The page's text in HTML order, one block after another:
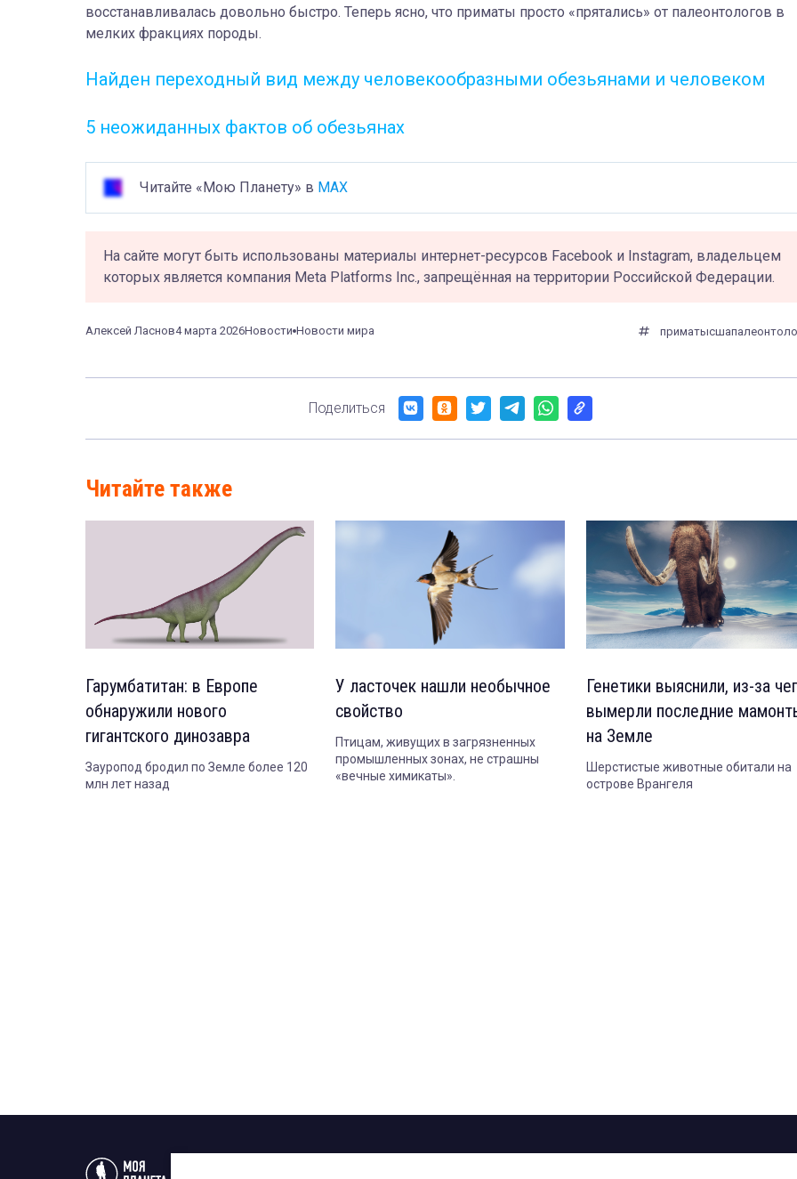
восстанавливалась довольно быстро. Теперь ясно, что приматы просто «прятались» от палеонтологов в
мелких фракциях породы.
Найден переходный вид между человекообразными обезьянами и человеком
5 неожиданных фактов об обезьянах
Читайте «Мою Планету» в MAX
На сайте могут быть использованы материалы интернет-ресурсов Facebook и Instagram, владельцем
которых является компания Meta Platforms Inc., запрещённая на территории Российской Федерации.
Алексей Ласнов4 марта 2026Новости Новости мира приматысша
Поделиться
Читайте также
Гарумбатитан: в Европе
обнаружили нового
гигантского динозавра
Зауропод бродил по Земле более 120
млн лет назад
У ласточек нашли необычное
свойство
Птицам, живущих в загрязненных
промышленных зонах, не страшны
«вечные химикаты».
Генетики выяснили, из-за
вымерли последние
на Земле
Шерстистые животные обитали на
острове Врангеля